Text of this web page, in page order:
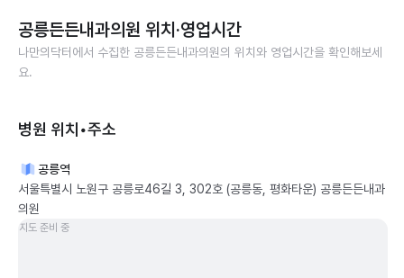
공릉든든내과의원 위치·영업시간
나만의닥터에서 수집한 공릉든든내과의원의 위치와 영업시간을 확인해보세
요.
병원 위치•주소
공릉역
서울특별시 노원구 공릉로46길 3, 302호 (공릉동, 평화타운) 공릉든든내과
의원
지도 준비 중